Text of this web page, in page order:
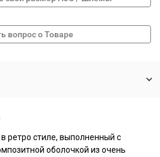
ретро стиле, выполненный с
оболочкой из очень